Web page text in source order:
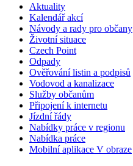
Aktuality
Kalendář akcí
Návody a rady pro občany
Životní situace
Czech Point
Odpady
Ověřování listin a podpisů
Vodovod a kanalizace
Služby občanům
Připojení k internetu
Jízdní řády
Nabídky práce v regionu
Nabídka práce
Mobilní aplikace V obraze